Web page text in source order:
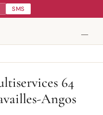
SMS
Nature Communication
de sites web à Serres-Castet
64
Angos